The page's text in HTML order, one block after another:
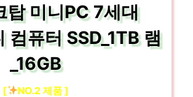
탑 미니PC 7세대
컴퓨터 SSD_1TB 램
_16GB
[ NO.2 제품 ]